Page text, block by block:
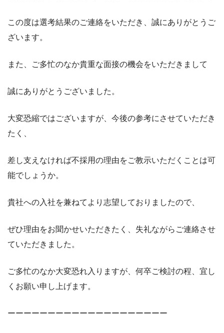
この度は選考結果のご連絡をいただき、誠にありがとうご
ざいます。
また、ご多忙のなか貴重な面接の機会をいただきまして
誠にありがとうございました。
大変恐縮ではございますが、今後の参考にさせていただき
たく、
差し支えなければ不採用の理由をご教示いただくことは可
能でしょうか。
貴社への入社を兼ねてより志望しておりましたので、
ぜひ理由をお聞かせいただきたく、失礼ながらご連絡させ
ていただきました。
ご多忙のなか大変恐れ入りますが、何卒ご検討の程、宜し
くお願い申し上げます。
ーーーーーーーーーーーーーーーーーーーー